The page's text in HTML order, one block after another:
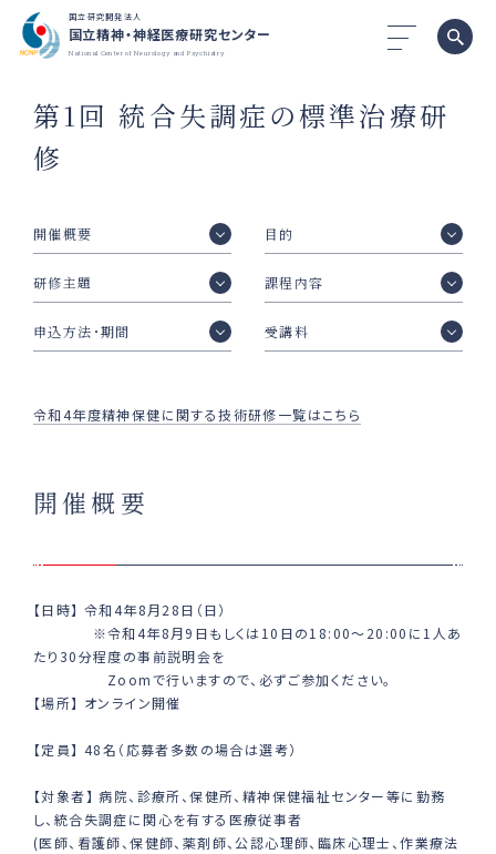
国立研究開発法人
国立精神・神経医療研究センター
National Center of Neurology and Psychiatry
第1回 統合失調症の標準治療研
修
開催概要 目的
研修主題 課程内容
申込方法･期間 受講料
令和4年度精神保健に関する技術研修一覧はこちら
開催概要
【日時】 令和4年8月28日（日）
※令和4年8月9日もしくは10日の18:00～20:00に1人あ
たり30分程度の事前説明会を
Zoomで行いますので、必ずご参加ください。
【場所】 オンライン開催
【定員】 48名（応募者多数の場合は選考）
【対象者】 病院、診療所、保健所、精神保健福祉センター等に勤務
し、統合失調症に関心を有する医療従事者
(医師、看護師、保健師、薬剤師、公認心理師、臨床心理士、作業療法